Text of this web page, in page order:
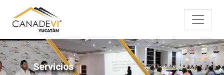
Servicios